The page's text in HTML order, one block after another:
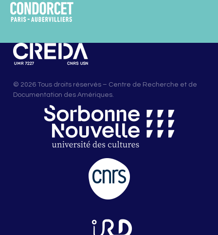
© 2026 Tous droits réservés – Centre de Recherche et de
Documentation des Amériques.